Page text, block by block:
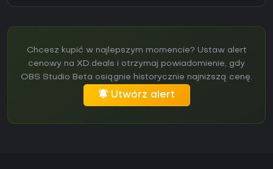
Chcesz kupić w najlepszym momencie? Ustaw alert
cenowy na XD.deals i otrzymaj powiadomienie, gdy
OBS Studio Beta osiągnie historycznie najniższą cenę.
Utwórz alert